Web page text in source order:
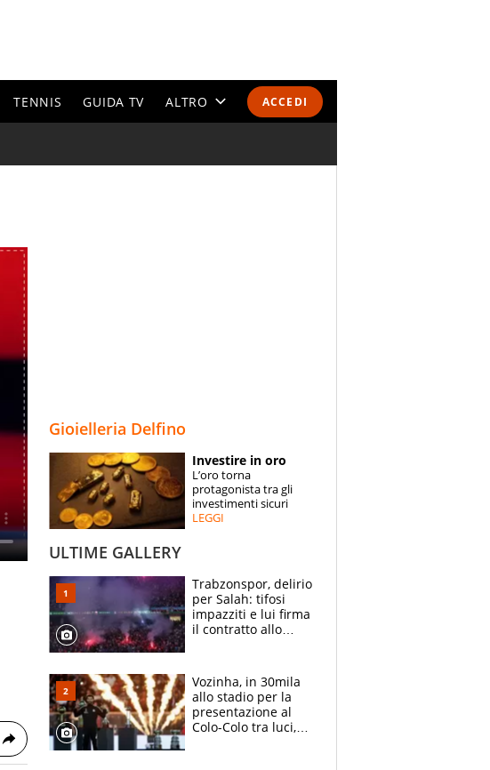
ACCEDI
TENNIS GUIDA TV ALTRO
ESPERTI
CONTATTI
Gioielleria Delfino
Investire in oro
L’oro torna
protagonista tra gli
investimenti sicuri
LEGGI
ULTIME GALLERY
Trabzonspor, delirio
per Salah: tifosi
impazziti e lui firma
il contratto allo
Vozinha, in 30mila
allo stadio per la
presentazione al
Colo-Colo tra luci,